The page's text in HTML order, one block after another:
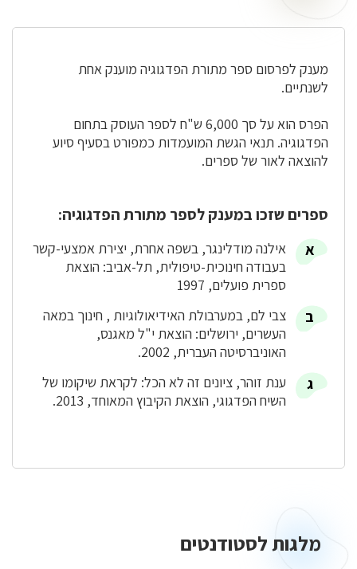
מענק לפרסום ספר מתורת הפדגוגיה מוענק אחת
לשנתיים.
הפרס הוא על סך 6,000 ש"ח לספר העוסק בתחום
הפדגוגיה. תנאי הגשת המועמדות כמפורט בסעיף סיוע
להוצאה לאור של ספרים.
ספרים שזכו במענק לספר מתורת הפדגוגיה:
אילנה מודלינגר, בשפה אחרת, יצירת אמצעי-קשר
בעבודה חינוכית-טיפולית, תל-אביב: הוצאת
ספרית פועלים, 1997
צבי לם, במערבולת האידיאולוגיות , חינוך במאה
העשרים, ירושלים: הוצאת י"ל מאגנס,
האוניברסיטה העברית, 2002.
ענת זוהר, ציונים זה לא הכל: לקראת שיקומו של
השיח הפדגוגי, הוצאת הקיבוץ המאוחד, 2013.
מלגותמלגות לסטודנטים